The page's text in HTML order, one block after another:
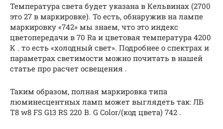
Температура света будет указана в Кельвинах (2700
это 27 в маркировке). То есть, обнаружив на лампе
маркировку «742» мы знаем, что это индекс
цветопередачи в 70 Ra и цветовая температура 4200
К . то есть «холодный свет». Подробнее о спектрах и
параметрах светимости можно почитать в нашей
статье про расчет освещения .
Таким образом, полная маркировка типа
люминесцентных ламп может выглядеть так: ЛБ
Т8 w8 FS G13 RS 220 В. G Color/(код цвета) 742 .